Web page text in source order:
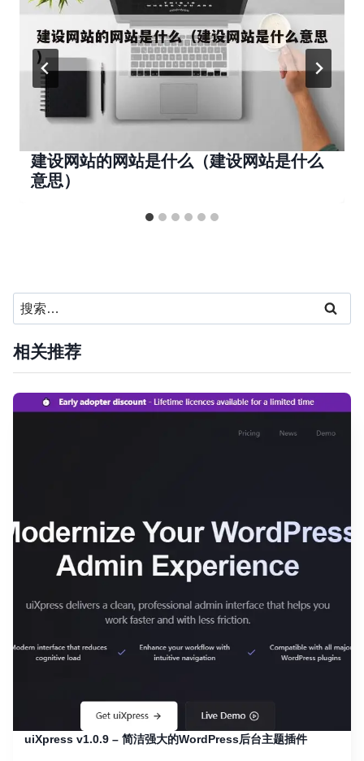
建设网站的网站是什么（建设网站是什么
意思）
搜
索：
相关推荐
uiXpress v1.0.9 – 简洁强大的WordPress后台主题插件